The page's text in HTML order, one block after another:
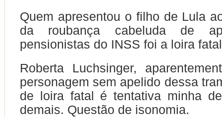
Quem apresentou o filho de Lula
da roubança cabeluda de
pensionistas do INSS foi a loira
Roberta Luchsinger,
personagem sem apelido dessa
de loira fatal é tentativa minha
demais. Questão de isonomia.